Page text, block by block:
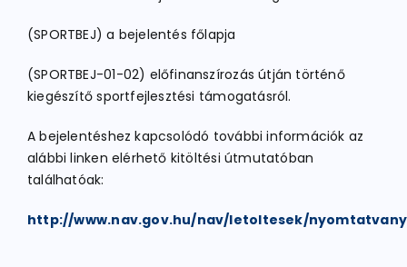
(SPORTBEJ) a bejelentés főlapja
(SPORTBEJ-01-02) előfinanszírozás útján történő
kiegészítő sportfejlesztési támogatásról.
A bejelentéshez kapcsolódó további információk az
alábbi linken elérhető kitöltési útmutatóban
találhatóak:
http://www.nav.gov.hu/nav/letoltesek/